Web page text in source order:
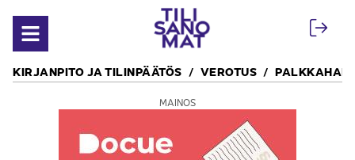
Avaa valikko
KIRJANPITO JA TILINPÄÄTÖS VEROTUS
MAINOS